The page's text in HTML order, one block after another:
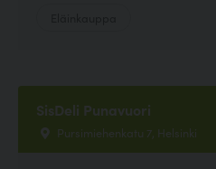
SisDeli Punavuori
Pursimiehenkatu 7, Helsinki